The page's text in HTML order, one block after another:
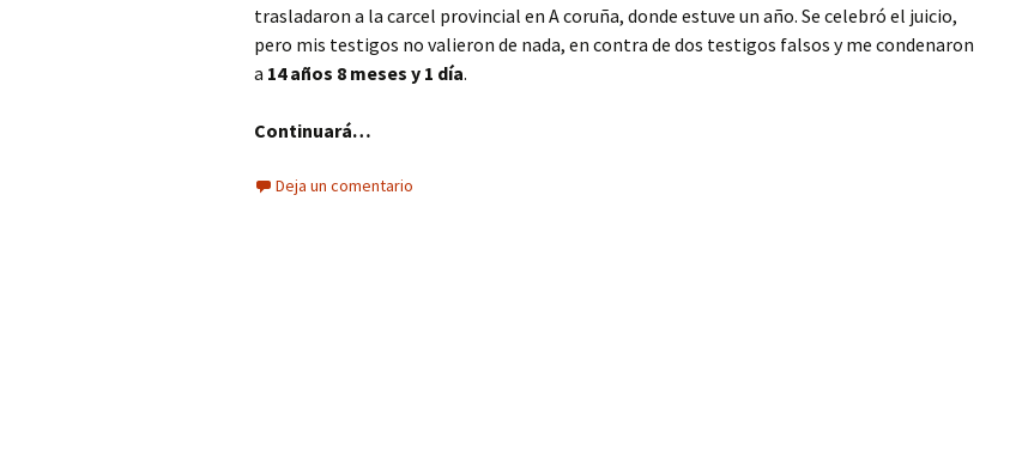
trasladaron a la carcel provincial en A coruña, donde estuve un año. Se celebró el juicio,
pero mis testigos no valieron de nada, en contra de dos testigos falsos y me condenaron
a 14 años 8 meses y 1 día.
Continuará…
Deja un comentario